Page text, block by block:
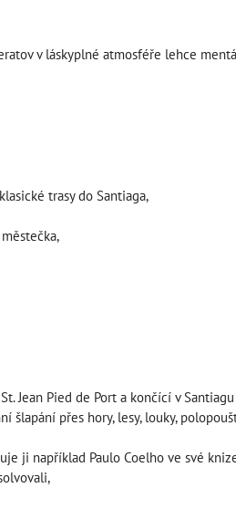
v láskyplné atmosféře lehce
trasy do Santiaga,
Jean Pied de Port a končící v
šlapání přes hory, lesy, louky,
ji například Paulo Coelho ve své